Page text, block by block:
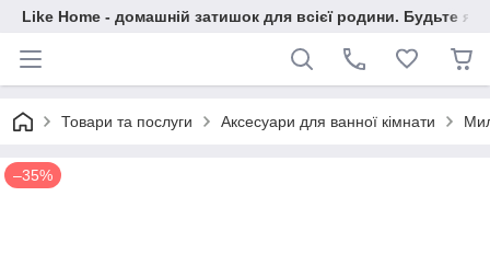
Like Home - домашній затишок для всієї родини. Будьте як
Товари та послуги Аксесуари для ванної кімнати
–35%